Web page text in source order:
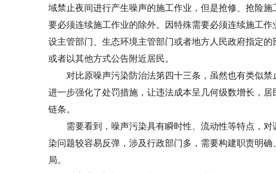
域禁止夜间进行产生噪声的施工作业，但是抢修、抢险
要必须连续施工作业的除外。因特殊需要必须连续施工
设主管部门、生态环境主管部门或者地方人民政府指定
或者以其他方式公告附近居民。
对比原噪声污染防治法第四十三条，虽然也有类似禁
进一步强化了处罚措施，让违法成本呈几何级数增长，
链条。
需要看到，噪声污染具有瞬时性、流动性等特点，对
染问题较容易反弹，涉及行政部门多，需要构建职责明
局。